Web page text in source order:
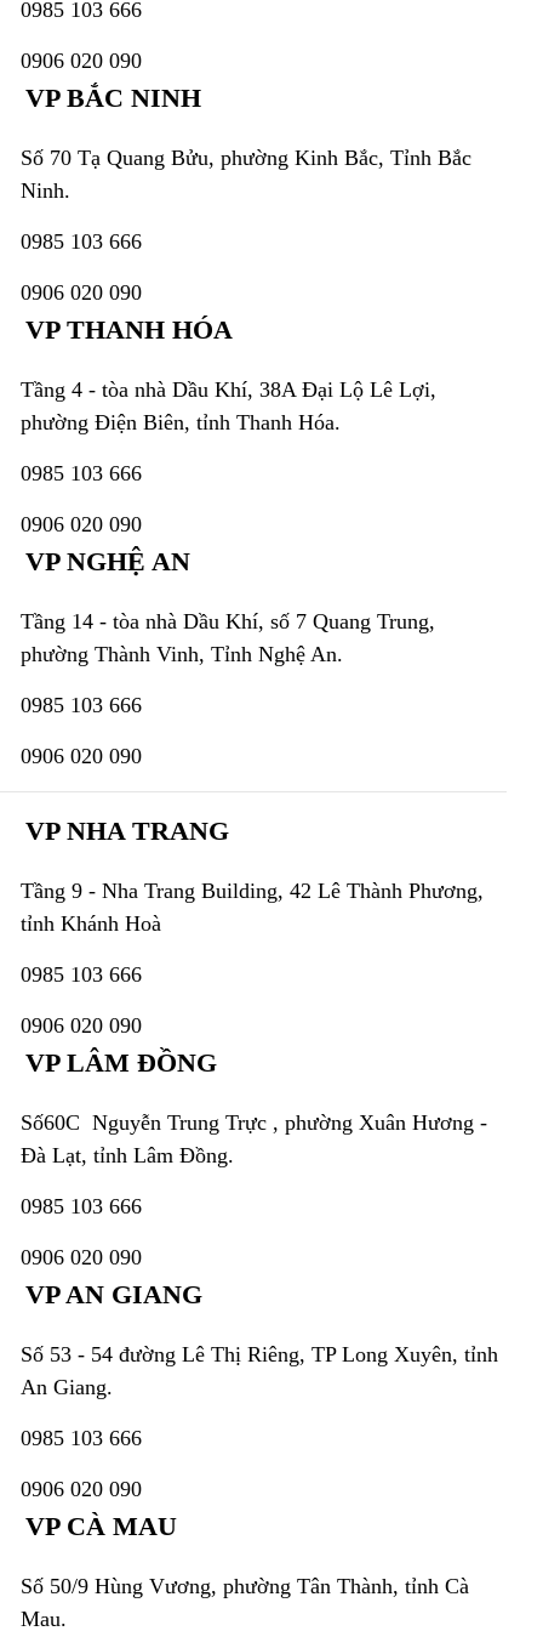
0985 103 666
0906 020 090
VP BẮC NINH
Số 70 Tạ Quang Bửu, phường Kinh Bắc, Tỉnh Bắc
Ninh.
0985 103 666
0906 020 090
VP THANH HÓA
Tầng 4 - tòa nhà Dầu Khí, 38A Đại Lộ Lê Lợi,
phường Điện Biên, tỉnh Thanh Hóa.
0985 103 666
0906 020 090
VP NGHỆ AN
Tầng 14 - tòa nhà Dầu Khí, số 7 Quang Trung,
phường Thành Vinh, Tỉnh Nghệ An.
0985 103 666
0906 020 090
VP NHA TRANG
Tầng 9 - Nha Trang Building, 42 Lê Thành Phương,
tỉnh Khánh Hoà
0985 103 666
0906 020 090
VP LÂM ĐỒNG
Số60C Nguyễn Trung Trực , phường Xuân Hương -
Đà Lạt, tỉnh Lâm Đồng.
0985 103 666
0906 020 090
VP AN GIANG
Số 53 - 54 đường Lê Thị Riêng, TP Long Xuyên, tỉnh
An Giang.
0985 103 666
0906 020 090
VP CÀ MAU
Số 50/9 Hùng Vương, phường Tân Thành, tỉnh Cà
Mau.